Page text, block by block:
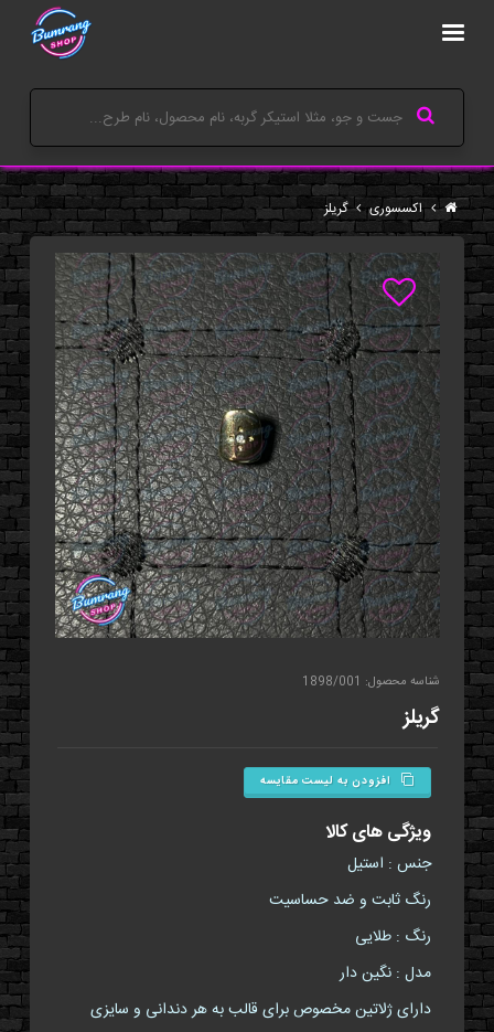
اکسسوری گریلز
شناسه محصول: 1898/001
گریلز
افزودن به لیست مقایسه
ویژگی های کالا
جنس : استیل
رنگ ثابت و ضد حساسیت
رنگ : طلایی
مدل : نگین دار
دارای ژلاتین مخصوص برای قالب به هر دندانی و سایزی